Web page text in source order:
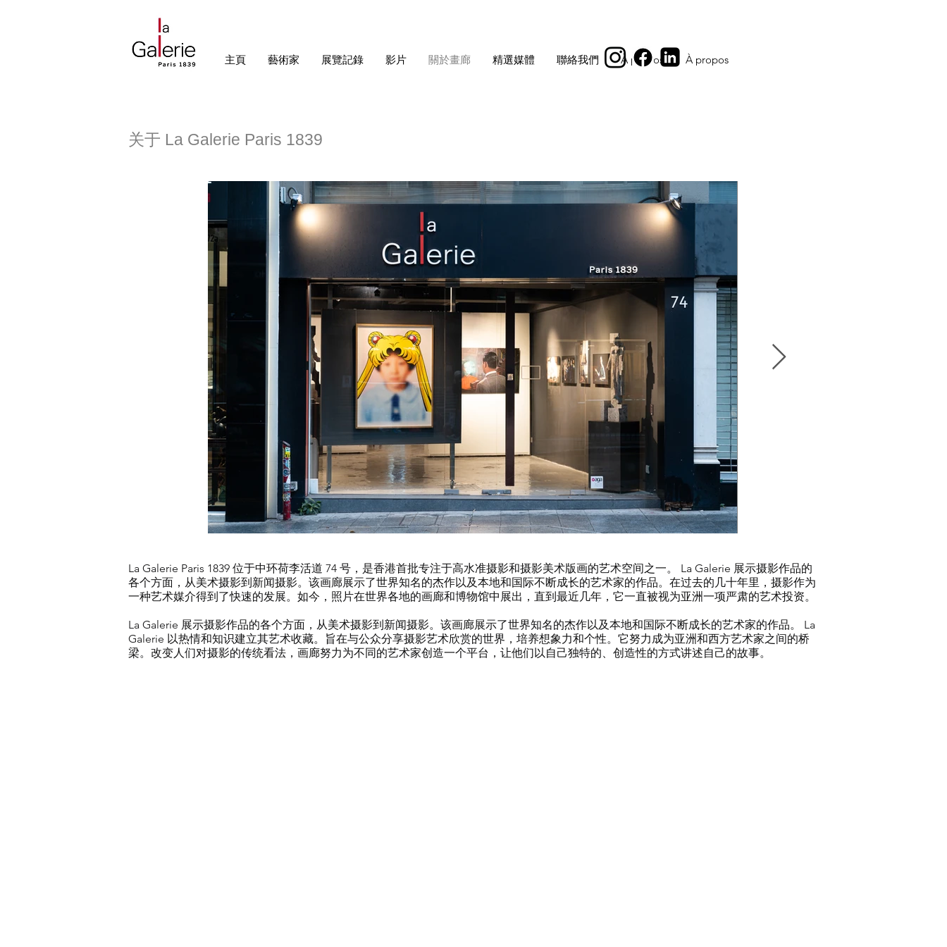
主頁 藝術家 展覽記錄 影片 關於畫廊 精選媒體 聯絡我們 À propos À propos
关于 La Galerie Paris 1839
La Galerie Paris 1839 位于中环荷李活道 74 号，是香港首批专注于高水准摄影和摄影美术版画的艺术空间之一。 La Galerie 展示摄影作品的
各个方面，从美术摄影到新闻摄影。该画廊展示了世界知名的杰作以及本地和国际不断成长的艺术家的作品。在过去的几十年里，摄影作为
一种艺术媒介得到了快速的发展。如今，照片在世界各地的画廊和博物馆中展出，直到最近几年，它一直被视为亚洲一项严肃的艺术投资。
La Galerie 展示摄影作品的各个方面，从美术摄影到新闻摄影。该画廊展示了世界知名的杰作以及本地和国际不断成长的艺术家的作品。 La
Galerie 以热情和知识建立其艺术收藏。旨在与公众分享摄影艺术欣赏的世界，培养想象力和个性。它努力成为亚洲和西方艺术家之间的桥
梁。改变人们对摄影的传统看法，画廊努力为不同的艺术家创造一个平台，让他们以自己独特的、创造性的方式讲述自己的故事。